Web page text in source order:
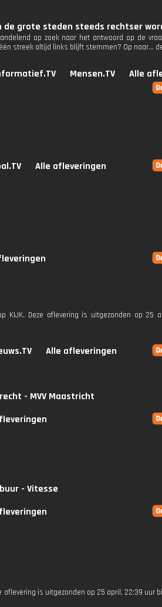
de grote steden steeds rechtser
op zoek naar het antwoord op de
streek altijd links blijft stemmen? Op naar...
Mensen.TV Alle
Alle afleveringen
KIJK. Deze aflevering is uitgezonden op 25
Alle afleveringen
- MVV Maastricht
- Vitesse
aflevering is uitgezonden op 25 april, 22:39 uur